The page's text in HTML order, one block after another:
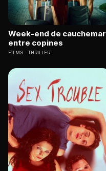
Week-end de cauchemar
entre copines
FILMS THRILLER